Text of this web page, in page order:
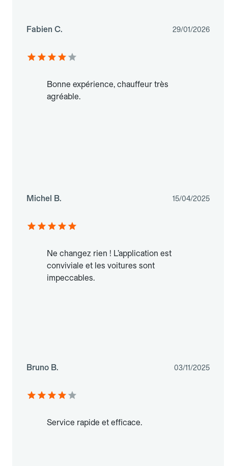
Fabien C. 29/01/2026
Bonne expérience, chauffeur très
agréable.
Michel B. 15/04/2025
Ne changez rien ! L’application est
conviviale et les voitures sont
impeccables.
Bruno B. 03/11/2025
Service rapide et efficace.